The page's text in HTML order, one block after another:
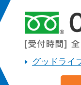
グッドライ